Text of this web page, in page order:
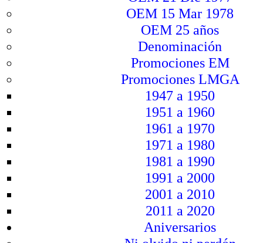
OEM 15 Mar 1978
OEM 25 años
Denominación
Promociones EM
Promociones LMGA
1947 a 1950
1951 a 1960
1961 a 1970
1971 a 1980
1981 a 1990
1991 a 2000
2001 a 2010
2011 a 2020
Aniversarios